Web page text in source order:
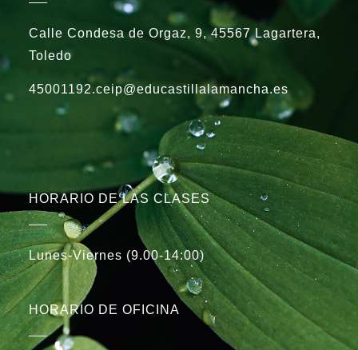
Calle Condesa de Orgaz, 9, 45567 Lagartera,
Toledo
45001192.ceip@educastillalamancha.es
HORARIO DE LAS CLASES
Lunes-Viernes (9.00-14:00)
HORARIO DE OFICINA